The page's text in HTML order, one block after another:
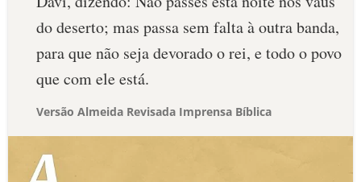
do deserto; mas passa sem falta à outra banda,
para que não seja devorado o rei, e todo o povo
que com ele está.
Versão Almeida Revisada Imprensa Bíblica